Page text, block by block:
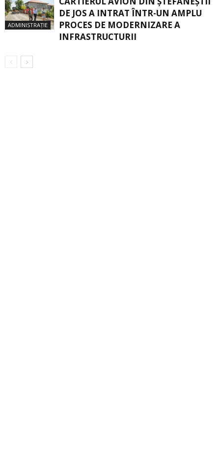
ADMINISTRAȚIE
DE JOS A INTRAT ÎNTR-UN AMPLU
PROCES DE MODERNIZARE A
INFRASTRUCTURII